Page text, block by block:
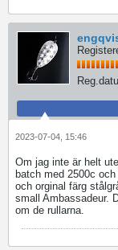
2023-07-04, 15:46
Om jag inte är helt
batch med 2500c
och orginal färg
small Ambassadeur.
om de rullarna.